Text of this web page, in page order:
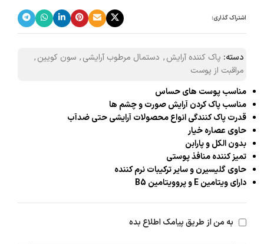
اشتراک گذاری:
دسته: پاک کننده آرایش, دستمال مرطوب آرایشی, سون کویین,
مراقبت از پوست
مناسب پوست های حساس
مناسب پاک کردن آرایش صورت و چشم ها
قدرت پاک کنندگی انواع محصولات آرایشی حتی ضدآب
حاوی عصاره خیار
بدون الکل و پارابن
تمیز کننده منافذ پوستی
حاوی گلیسیرن و سایر ترکیبات نرم کننده
دارای ویتامین E و پروویتامین B5
به من از طریق پیامک اطلاع بده